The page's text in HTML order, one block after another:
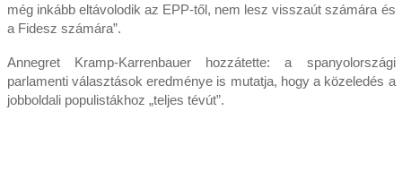
még inkább eltávolodik az EPP-től, nem lesz visszaút számára és
a Fidesz számára”.
Annegret Kramp-Karrenbauer hozzátette: a spanyolországi
parlamenti választások eredménye is mutatja, hogy a közeledés a
jobboldali populistákhoz „teljes tévút”.